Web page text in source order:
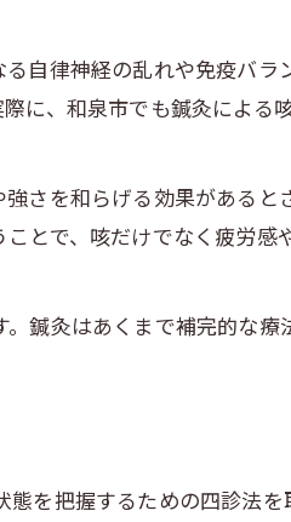
自律神経の乱れや免疫バラ
に、和泉市でも鍼灸による
さを和らげる効果があると
とで、咳だけでなく疲労感
鍼灸はあくまで補完的な療
を把握するための四診法を